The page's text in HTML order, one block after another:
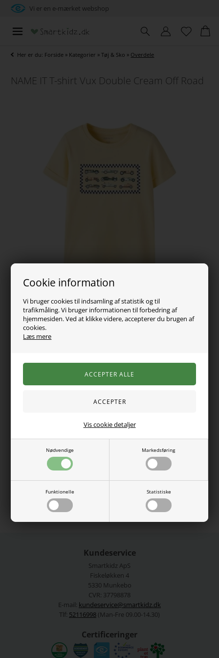
Cookie information
Vi bruger cookies til indsamling af statistik og til
trafikmåling. Vi bruger informationen til forbedring af
hjemmesiden. Ved at klikke videre, accepterer du brugen af
cookies.
Læs mere
Nødvendige Markedsføring
Funktionelle Statistiske
Vis cookie detaljer
Vi er en e-mærket webshop
Her er du: Forside » Kategorier »Tøj & Sko » Overdele
NAME IT T-shirt Vux Double Cream Off Road
89,00DKK
Smarte t-shirt, der er perfekte til både hverdagsbrug og
med en blød overflade og inderside, som sikrer god komfort og
bevægelsesfrihed.
95% Økologisk bomuld, 5% Elastan
Varenummer:13227488-5056551
Kundeservice
Smartkidz ApS
Fiskeløkken 4
5330 Munkebo
CVR: 37798878
E-mail: kundeservice@smartkidz.dk
Tlf: 52116998 (Man-Fre 09.00-14.30)
Certificeringer